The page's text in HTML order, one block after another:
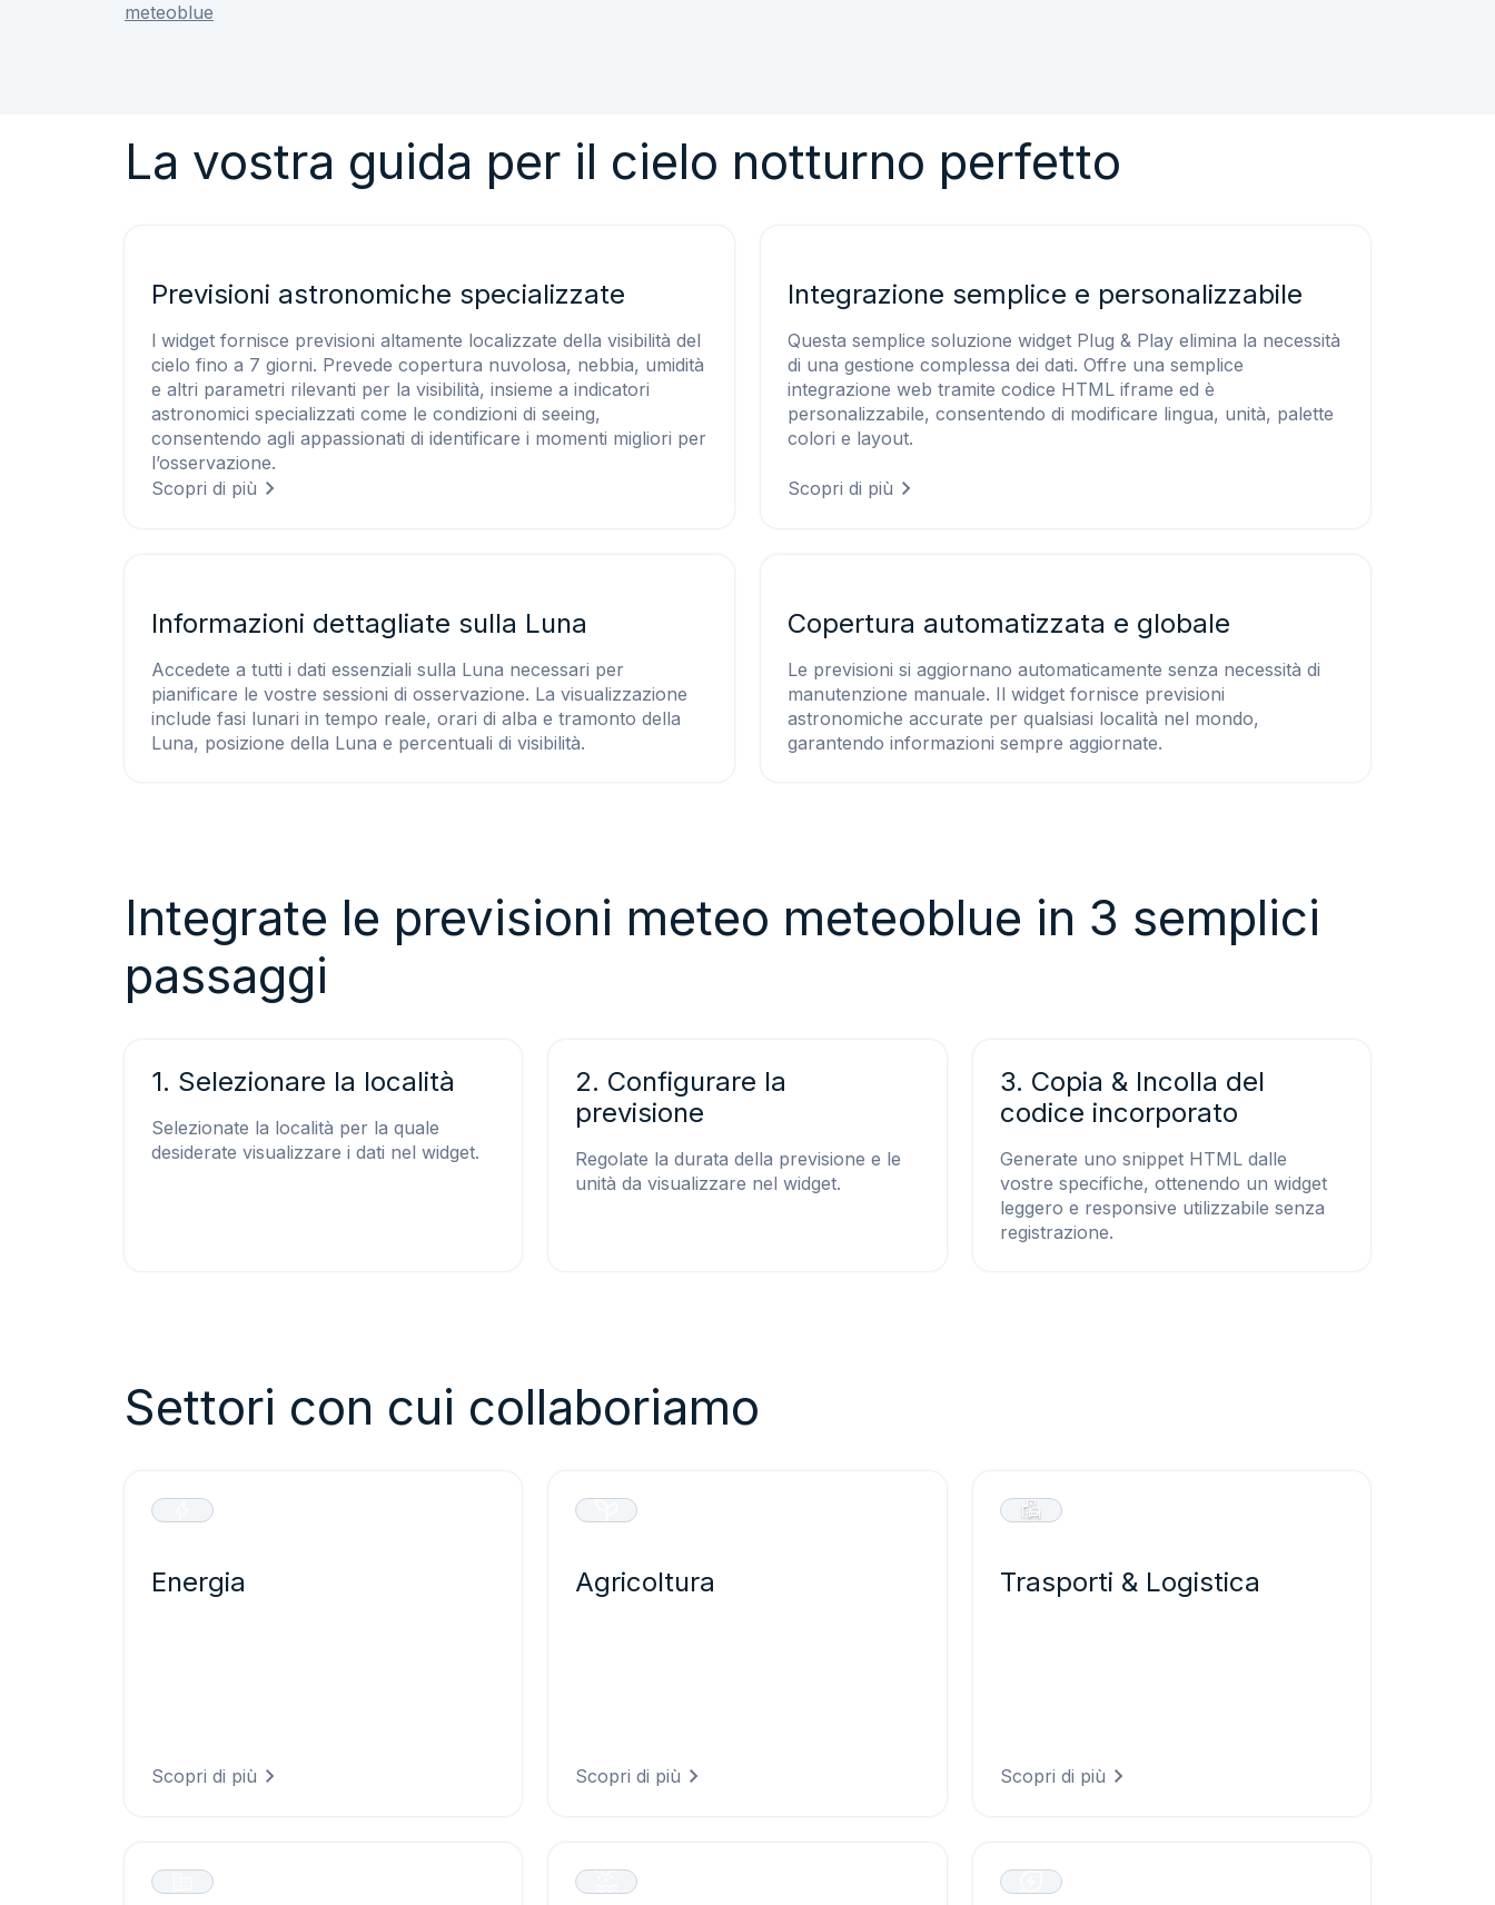
meteoblue
La vostra guida per il cielo notturno perfetto
Previsioni astronomiche specializzate
l widget fornisce previsioni altamente localizzate della visibilità del
cielo fino a 7 giorni. Prevede copertura nuvolosa, nebbia, umidità
e altri parametri rilevanti per la visibilità, insieme a indicatori
astronomici specializzati come le condizioni di seeing,
consentendo agli appassionati di identificare i momenti migliori per
l’osservazione.
Scopri di più
Integrazione semplice e personalizzabile
Questa semplice soluzione widget Plug & Play elimina la necessità
di una gestione complessa dei dati. Offre una semplice
integrazione web tramite codice HTML iframe ed è
personalizzabile, consentendo di modificare lingua, unità, palette
colori e layout.
Scopri di più
Informazioni dettagliate sulla Luna
Accedete a tutti i dati essenziali sulla Luna necessari per
pianificare le vostre sessioni di osservazione. La visualizzazione
include fasi lunari in tempo reale, orari di alba e tramonto della
Luna, posizione della Luna e percentuali di visibilità.
Copertura automatizzata e globale
Le previsioni si aggiornano automaticamente senza necessità di
manutenzione manuale. Il widget fornisce previsioni
astronomiche accurate per qualsiasi località nel mondo,
garantendo informazioni sempre aggiornate.
Integrate le previsioni meteo meteoblue in 3 semplici
passaggi
1. Selezionare la località
Selezionate la località per la quale
desiderate visualizzare i dati nel widget.
2. Configurare la
previsione
Regolate la durata della previsione e le
unità da visualizzare nel widget.
3. Copia & Incolla del
codice incorporato
Generate uno snippet HTML dalle
vostre specifiche, ottenendo un widget
leggero e responsive utilizzabile senza
registrazione.
Settori con cui collaboriamo
Energia
Scopri di più
Agricoltura
Scopri di più
Trasporti & Logistica
Scopri di più